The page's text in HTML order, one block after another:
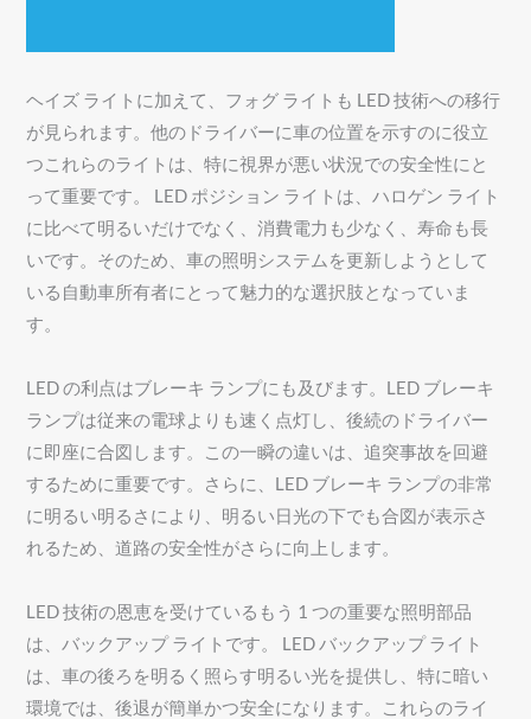
ヘイズ ライトに加えて、フォグ ライトも LED 技術への移行
が見られます。他のドライバーに車の位置を示すのに役立
つこれらのライトは、特に視界が悪い状況での安全性にと
って重要です。 LED ポジション ライトは、ハロゲン ライト
に比べて明るいだけでなく、消費電力も少なく、寿命も長
いです。そのため、車の照明システムを更新しようとして
いる自動車所有者にとって魅力的な選択肢となっていま
す。
LED の利点はブレーキ ランプにも及びます。LED ブレーキ
ランプは従来の電球よりも速く点灯し、後続のドライバー
に即座に合図します。この一瞬の違いは、追突事故を回避
するために重要です。さらに、LED ブレーキ ランプの非常
に明るい明るさにより、明るい日光の下でも合図が表示さ
れるため、道路の安全性がさらに向上します。
LED 技術の恩恵を受けているもう 1 つの重要な照明部品
は、バックアップ ライトです。 LED バックアップ ライト
は、車の後ろを明るく照らす明るい光を提供し、特に暗い
環境では、後退が簡単かつ安全になります。これらのライ